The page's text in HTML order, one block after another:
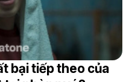
bại tiếp theo của